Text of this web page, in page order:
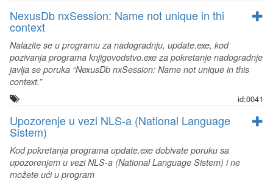
NexusDb nxSession: Name not unique in thi
context
Nalazite se u programu za nadogradnju, update.exe, kod
pozivanja programa knjigovodstvo.exe za pokretanje nadogradnje
javlja se poruka “NexusDb nxSession: Name not unique in this
context.”
id:0041
Upozorenje u vezi NLS-a (National Language
Sistem)
Kod pokretanja programa update.exe dobivate poruku sa
upozorenjem u vezi NLS-a (National Language Sistem) i ne
možete ući u program